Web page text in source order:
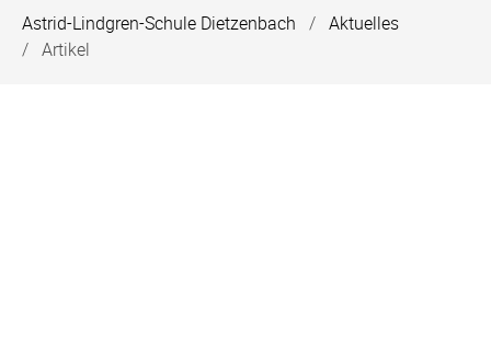
Astrid-Lindgren-Schule Dietzenbach
Aktuelles
Artikel